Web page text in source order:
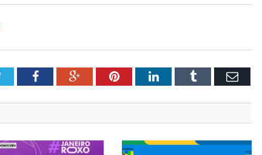
TwitterFacebookGoogle+PinterestLinkedInTumblr Email